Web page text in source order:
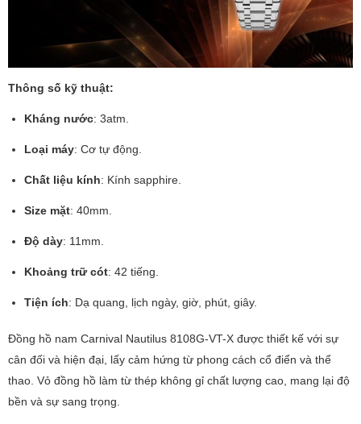
Thông số kỹ thuật:
Kháng nước: 3atm.
Loại máy: Cơ tự động.
Chất liệu kính: Kính sapphire.
Size mặt: 40mm.
Độ dày: 11mm.
Khoảng trữ cót: 42 tiếng.
Tiện ích: Dạ quang, lịch ngày, giờ, phút, giây.
Đồng hồ nam Carnival Nautilus 8108G-VT-X được thiết kế với sự
cân đối và hiện đại, lấy cảm hứng từ phong cách cổ điển và thể
thao. Vỏ đồng hồ làm từ thép không gỉ chất lượng cao, mang lại độ
bền và sự sang trọng.